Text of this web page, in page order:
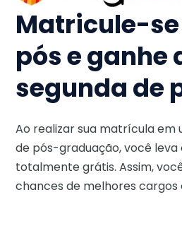
Matricule-
pós e ganhe
segunda de
Ao realizar sua matrícula em
de pós-graduação, você leva
totalmente grátis. Assim,
chances de melhores cargos